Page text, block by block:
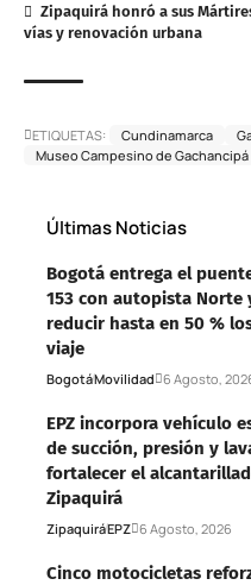
Zipaquirá honró a sus
vías y renovación urbana
ETIQUETAS: Cundinamarca
Museo Campesino de Gachancipá
Últimas Noticias
Bogotá entrega el
153 con autopista Norte
reducir hasta en 50 %
viaje
BogotáMovilidad 6 Agosto,
EPZ incorpora vehículo
de succión, presión y
fortalecer el
Zipaquirá
ZipaquiráEPZ 6 Agosto, 2026
Cinco motocicletas